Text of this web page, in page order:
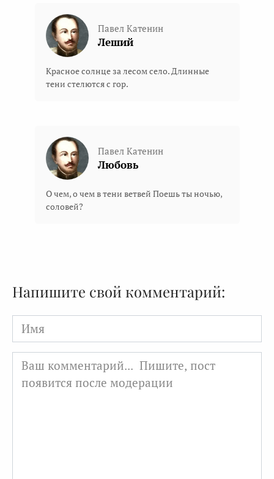
Павел Катенин
Леший
Красное солнце за лесом село. Длинные
тени стелются с гор.
Павел Катенин
Любовь
О чем, о чем в тени ветвей Поешь ты ночью,
соловей?
Напишите свой комментарий:
Имя